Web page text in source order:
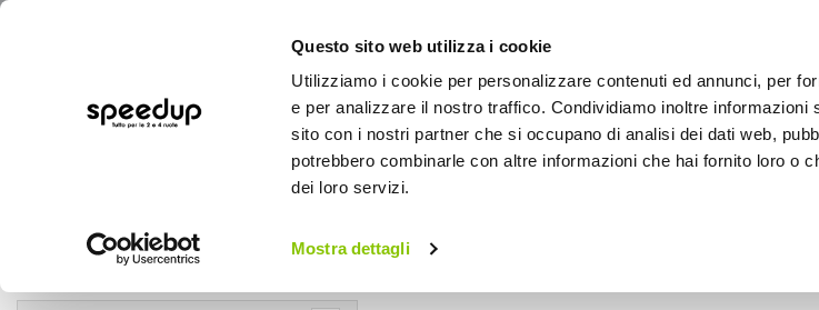
Questo sito web utilizza i cookie
Utilizziamo i cookie per personalizzare contenuti ed annunci, per
e per analizzare il nostro traffico. Condividiamo inoltre informazioni
sito con i nostri partner che si occupano di analisi dei dati web,
potrebbero combinarle con altre informazioni che hai fornito loro o
dei loro servizi.
Mostra dettagli
BICI OUTDOOR
Auto Illuminazione
Lampadine - Alogene Xenon - Illuminazione - Auto